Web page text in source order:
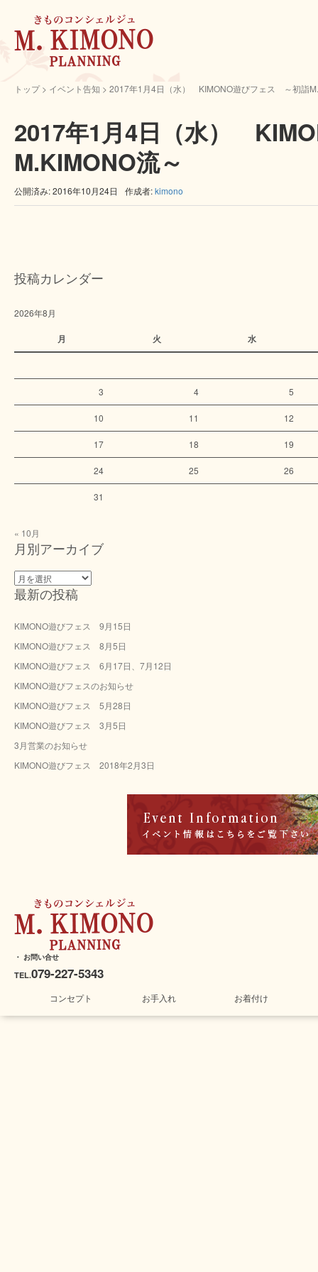
トップ> イベント告知 > 2017年1月4日（水） KIMONO遊びフェス ～初詣
2017年1月4日（水）
M.KIMONO流～
公開済み: 2016年10月24日 作成者:kimono
投稿カレンダー
2026年8月
月 火 水
3 4 5
10 11 12
17 18 19
24 25 26
31
« 10月
月別アーカイブ
月
別
カ
イ
ブ
最新の投稿
KIMONO遊びフェス 9月15日
KIMONO遊びフェス 8月5日
KIMONO遊びフェス 6月17日、7月12日
KIMONO遊びフェスのお知らせ
KIMONO遊びフェス 5月28日
KIMONO遊びフェス 3月5日
3月営業のお知らせ
KIMONO遊びフェス 2018年2月3日
・ お問い合せ
TEL.079-227-5343
コンセプト お手入れ お着付け